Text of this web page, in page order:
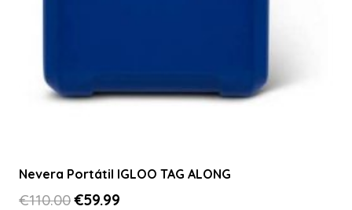
Nevera Portátil IGLOO TAG ALONG
€110.00El
€59.99